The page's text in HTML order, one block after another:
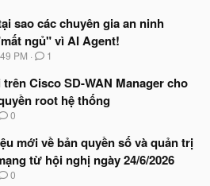
sao các chuyên gia an ninh
ngủ" vì AI Agent!
PM 1
Cisco SD-WAN Manager cho
root hệ thống
0
mới về bản quyền số và quản trị
từ hội nghị ngày 24/6/2026
0